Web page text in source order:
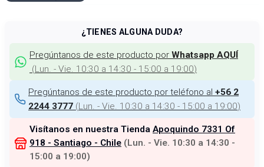
¿TIENES ALGUNA DUDA?
Pregúntanos de este producto por Whatsapp AQUÍ
(Lun. - Vie. 10:30 a 14:30 - 15:00 a 19:00)
Pregúntanos de este producto por teléfono al +56 2
2244 3777 (Lun. - Vie. 10:30 a 14:30 - 15:00 a 19:00)
Visítanos en nuestra Tienda Apoquindo 7331 Of
918 - Santiago - Chile (Lun. - Vie. 10:30 a 14:30 -
15:00 a 19:00)